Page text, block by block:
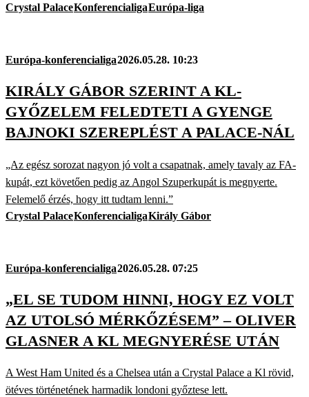
Crystal PalaceKonferencialigaEurópa-liga
Európa-konferencialiga2026.05.28. 10:23
KIRÁLY GÁBOR SZERINT A KL-
GYŐZELEM FELEDTETI A GYENGE
BAJNOKI SZEREPLÉST A PALACE-NÁL
„Az egész sorozat nagyon jó volt a csapatnak, amely tavaly az FA-
kupát, ezt követően pedig az Angol Szuperkupát is megnyerte.
Felemelő érzés, hogy itt tudtam lenni.”
Crystal PalaceKonferencialigaKirály Gábor
Európa-konferencialiga2026.05.28. 07:25
„EL SE TUDOM HINNI, HOGY EZ VOLT
AZ UTOLSÓ MÉRKŐZÉSEM” – OLIVER
GLASNER A KL MEGNYERÉSE UTÁN
A West Ham United és a Chelsea után a Crystal Palace a Kl rövid,
ötéves történetének harmadik londoni győztese lett.